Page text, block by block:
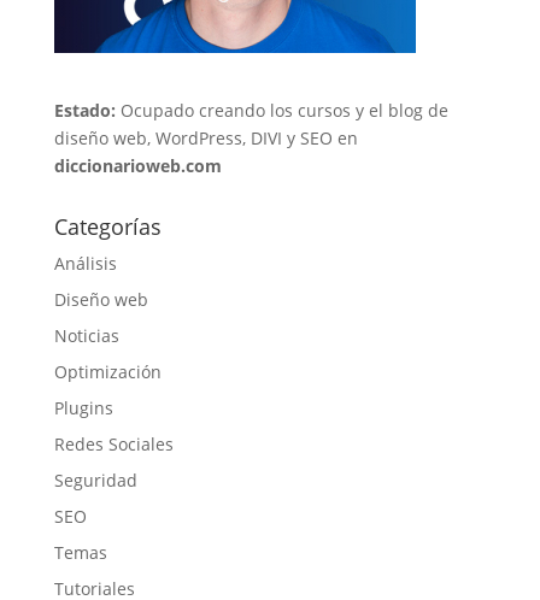
Estado: Ocupado creando los cursos y el blog de
diseño web, WordPress, DIVI y SEO en
diccionarioweb.com
Categorías
Análisis
Diseño web
Noticias
Optimización
Plugins
Redes Sociales
Seguridad
SEO
Temas
Tutoriales